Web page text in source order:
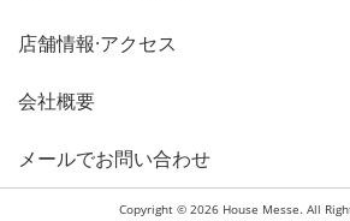
店舗情報·アクセス
会社概要
メールでお問い合わせ
Copyright © 2026 House Messe. All